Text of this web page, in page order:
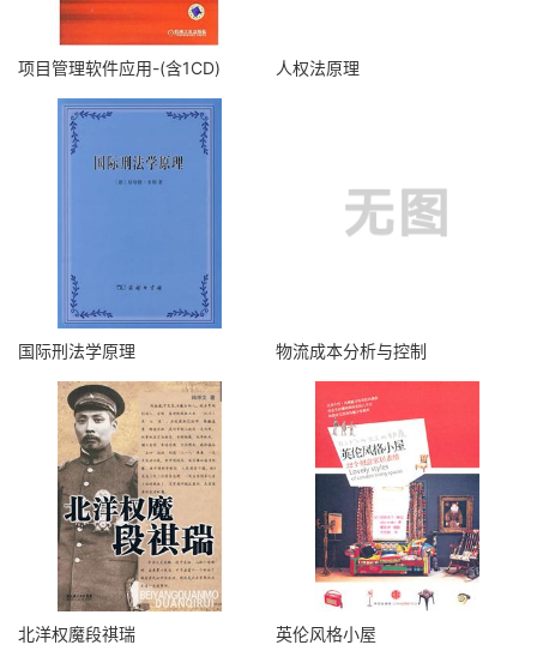
项目管理软件应用-(含1CD) 人权法原理
国际刑法学原理 物流成本分析与控制
北洋权魔段祺瑞 英伦风格小屋